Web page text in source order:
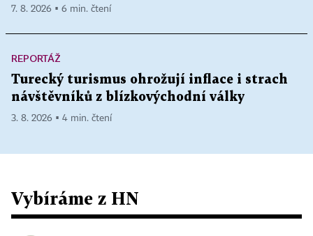
7. 8. 2026 ▪ 6 min. čtení
REPORTÁŽ
Turecký turismus ohrožují inflace i strach
návštěvníků z blízkovýchodní války
3. 8. 2026 ▪ 4 min. čtení
Vybíráme z HN